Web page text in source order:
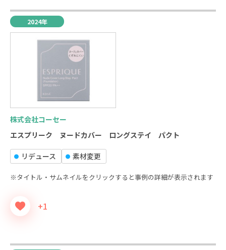
2024年
株式会社コーセー
エスプリーク ヌードカバー ロングステイ パクト
リデュース 素材変更
※タイトル・サムネイルをクリックすると事例の詳細が表示されます
+1